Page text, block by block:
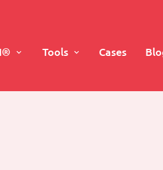
Tools Cases